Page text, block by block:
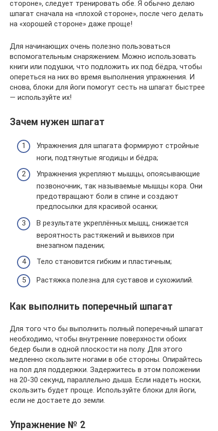
стороне», следует тренировать обе. Я обычно делаю
шпагат сначала на «плохой стороне», после чего делать
на «хорошей стороне» даже проще!
Для начинающих очень полезно пользоваться
вспомогательным снаряжением. Можно использовать
книги или подушки, что подложить их под бёдра, чтобы
опереться на них во время выполнения упражнения. И
снова, блоки для йоги помогут сесть на шпагат быстрее
— используйте их!
Зачем нужен шпагат
Упражнения для шпагата формируют стройные
ноги, подтянутые ягодицы и бёдра;
Упражнения укрепляют мышцы, опоясывающие
позвоночник, так называемые мышцы кора. Они
предотвращают боли в спине и создают
предпосылки для красивой осанки;
В результате укреплённых мышц, снижается
вероятность растяжений и вывихов при
внезапном падении;
Тело становится гибким и пластичным;
Растяжка полезна для суставов и сухожилий.
Как выполнить поперечный шпагат
Для того что бы выполнить полный поперечный шпагат
необходимо, чтобы внутренние поверхности обоих
бедер были в одной плоскости на полу. Для этого
медленно скользите ногами в обе стороны. Опирайтесь
на пол для поддержки. Задержитесь в этом положении
на 20-30 секунд, параллельно дыша. Если надеть носки,
скользить будет проще. Используйте блоки для йоги,
если не достаете до земли.
Упражнение № 2